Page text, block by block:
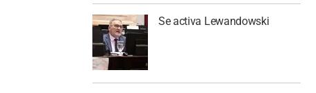
Se activa Lewandowski